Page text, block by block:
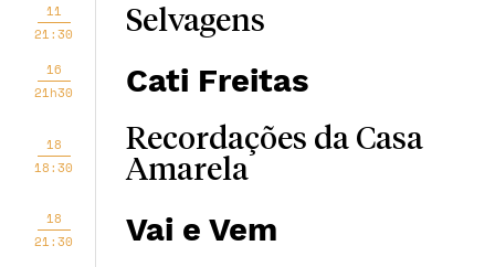
11
21:30
Selvagens
16
21h30
Cati Freitas
18
18:30
Recordações da Casa
Amarela
18
21:30
Vai e Vem